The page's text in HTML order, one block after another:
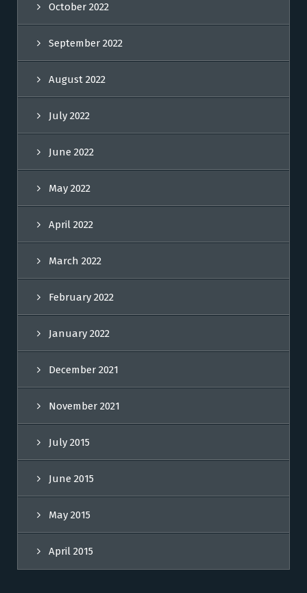
October 2022
September 2022
August 2022
July 2022
June 2022
May 2022
April 2022
March 2022
February 2022
January 2022
December 2021
November 2021
July 2015
June 2015
May 2015
April 2015